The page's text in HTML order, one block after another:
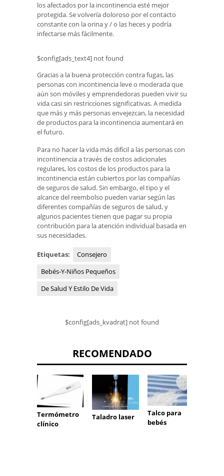
los afectados por la incontinencia esté mejor
protegida. Se volvería doloroso por el contacto
constante con la orina y / o las heces y podría
infectarse más fácilmente.
$config[ads_text4] not found
Gracias a la buena protección contra fugas, las
personas con incontinencia leve o moderada que
aún son móviles y emprendedoras pueden vivir su
vida casi sin restricciones significativas. A medida
que más y más personas envejezcan, la necesidad
de productos para la incontinencia aumentará en
el futuro.
Para no hacer la vida más difícil a las personas con
incontinencia a través de costos adicionales
regulares, los costos de los productos para la
incontinencia están cubiertos por las compañías
de seguros de salud. Sin embargo, el tipo y el
alcance del reembolso pueden variar según las
diferentes compañías de seguros de salud, y
algunos pacientes tienen que pagar su propia
contribución para la atención individual basada en
sus necesidades.
Etiquetas:
Consejero
Bebés-Y-Niños Pequeños
De Salud Y Estilo De Vida
$config[ads_kvadrat] not found
RECOMENDADO
Termómetro
clínico
Taladro laser
Talco para
bebés